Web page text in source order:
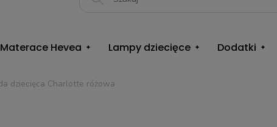
Materace Hevea Lampy dziecięce Dodatki
dziecięca Charlotte różowa